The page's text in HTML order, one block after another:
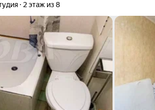
2 этаж из 8